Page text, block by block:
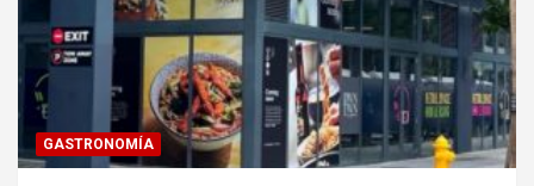
GASTRONOMÍA